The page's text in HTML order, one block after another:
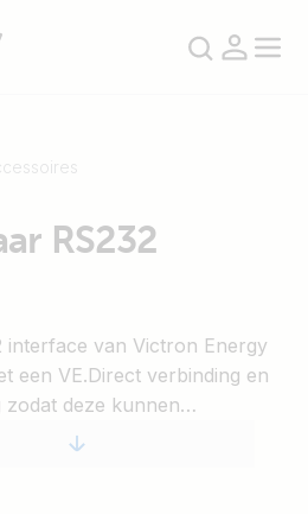
RS232
interface van Victron Energy
een VE.Direct verbinding en
zodat deze kunnen